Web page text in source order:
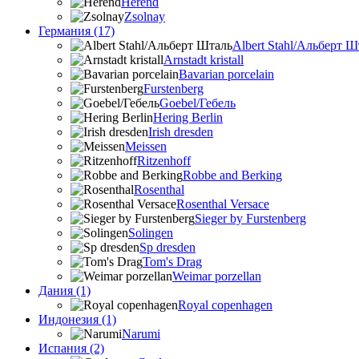
Zsolnay
Германия (17)
Albert Stahl/Альбеpт
Arnstadt kristall
Bavarian porcelain
Furstenberg
Goebel/Гебель
Hering Berlin
Irish dresden
Meissen
Ritzenhoff
Robbe and Berking
Rosenthal
Rosenthal Versace
Sieger by Furstenberg
Solingen
Sp dresden
Tom's Drag
Weimar porzellan
Дания (1)
Royal copenhagen
Индонезия (1)
Narumi
Испания (2)